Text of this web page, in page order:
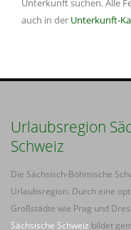
auch in der Unterkunft-
Urlaubsregion
Schweiz
Die Sächsisch-Böhmische
Urlaubsregion. Durch eine
Großstädte wie Prag und
Sächsische Schweiz bildet